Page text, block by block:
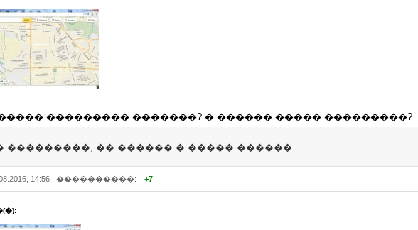
��������� �������? � ������ ����� ���������?
���������, �� ������ � ����� ������.
14:56 | ����������: +7